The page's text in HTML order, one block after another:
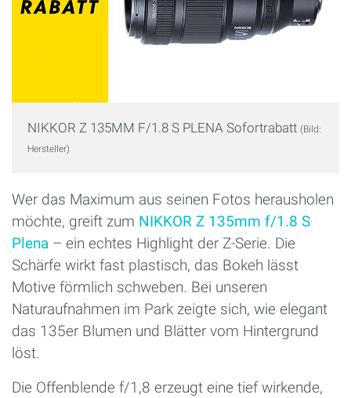
NIKKOR Z 135MM F/1.8 S PLENA Sofortrabatt (Bild:
Hersteller)
Wer das Maximum aus seinen Fotos herausholen
möchte, greift zum NIKKOR Z 135mm f/1.8 S
Plena – ein echtes Highlight der Z-Serie. Die
Schärfe wirkt fast plastisch, das Bokeh lässt
Motive förmlich schweben. Bei unseren
Naturaufnahmen im Park zeigte sich, wie elegant
das 135er Blumen und Blätter vom Hintergrund
löst.
Die Offenblende f/1,8 erzeugt eine tief wirkende,